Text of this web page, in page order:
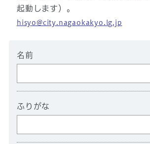
起動します）。
hisyo@city.nagaokakyo.lg.jp
名前
ふりがな